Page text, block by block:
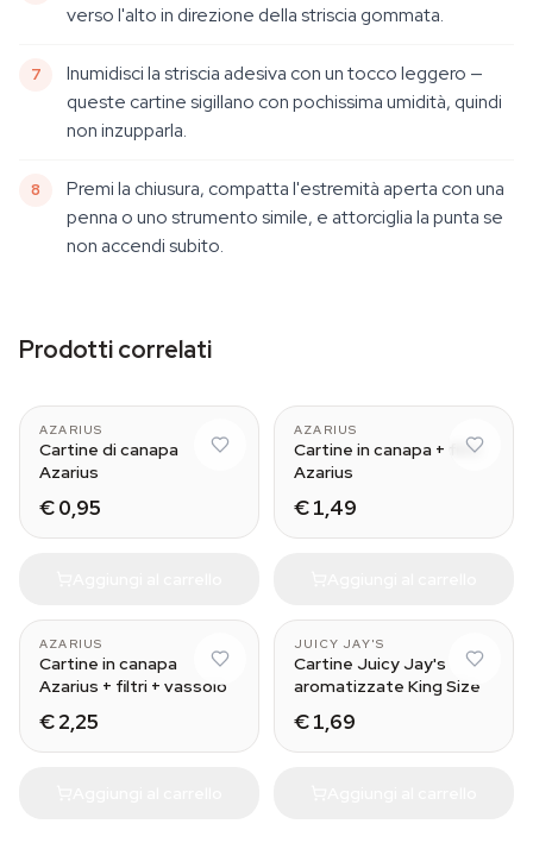
verso l'alto in direzione della striscia gommata.
Inumidisci la striscia adesiva con un tocco leggero —
queste cartine sigillano con pochissima umidità, quindi
non inzupparla.
Premi la chiusura, compatta l'estremità aperta con una
penna o uno strumento simile, e attorciglia la punta se
non accendi subito.
Prodotti correlati
AZARIUS
Cartine di canapa
Azarius
€ 0,95
AZARIUS
Cartine in canapa + filtri
Azarius
€ 1,49
AZARIUS
Cartine in canapa
Azarius + filtri + vassoio
€ 2,25
JUICY JAY'S
Cartine Juicy Jay's
aromatizzate King Size
€ 1,69